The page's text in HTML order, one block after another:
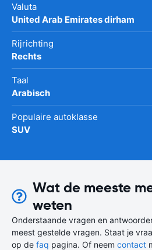
Valuta
United Arab Emirates dirham
Rijrichting
Rechts
Taal
Arabisch
Populaire autoklasse
SUV
Wat de meeste
weten
Onderstaande vragen en
meest gestelde vragen. Staat je
op de faq pagina. Of neem contact